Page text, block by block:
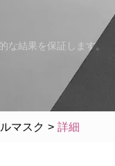
な結果を保証します。
マスク > 詳細